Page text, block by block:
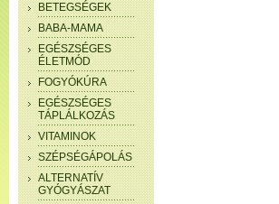
BETEGSÉGEK
BABA-MAMA
EGÉSZSÉGES
ÉLETMÓD
FOGYÓKÚRA
EGÉSZSÉGES
TÁPLÁLKOZÁS
VITAMINOK
SZÉPSÉGÁPOLÁS
ALTERNATÍV
GYÓGYÁSZAT